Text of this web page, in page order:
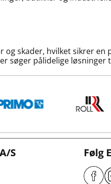
skader, hvilket sikrer
søger pålidelige løsninger
S Følg